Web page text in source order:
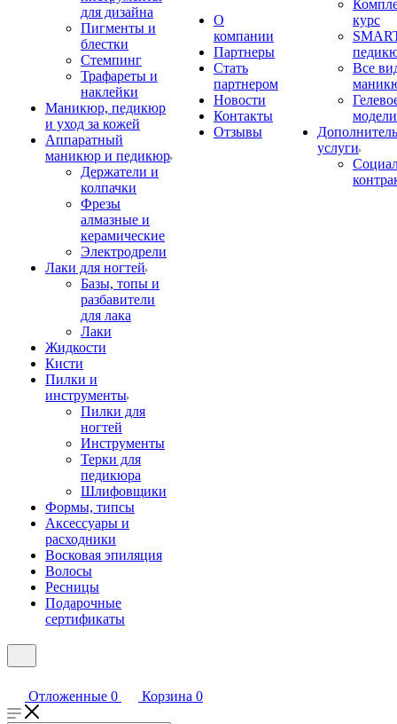
для дизайна
Пигменты и
блестки
Стемпинг
Трафареты и
наклейки
Маникюр, педикюр
и уход за кожей
Аппаратный
маникюр и педикюр
Держатели и
колпачки
Фрезы
алмазные и
керамические
Электродрели
Лаки для ногтей
Базы, топы и
разбавители
для лака
Лаки
Жидкости
Кисти
Пилки и
инструменты
Пилки для
ногтей
Инструменты
Терки для
педикюра
Шлифовщики
Формы, типсы
Аксессуары и
расходники
Восковая эпиляция
Волосы
Ресницы
Подарочные
сертификаты
О
компании
Партнеры
Стать
партнером
Новости
Контакты
Отзывы
курс
Все
услуги
Отложенные 0 Корзина 0